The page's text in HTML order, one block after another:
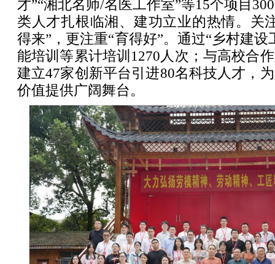
才”“湘北名师/名医工作室”等15个项目
类人才扎根临湘、建功立业的热情。关
得来”，更注重“育得好”。通过“乡村建
能培训等累计培训1270人次；与高校合
建立47家创新平台引进80名科技人才，
价值提供广阔舞台。